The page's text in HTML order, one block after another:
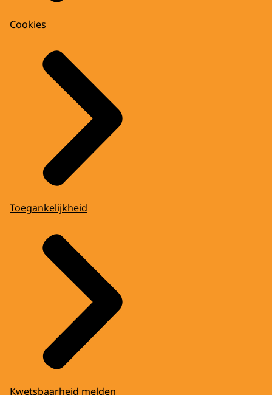
Cookies
Toegankelijkheid
Kwetsbaarheid melden